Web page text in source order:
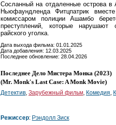
Сосланный на отдаленные острова в
Ньюфаундленда Фитцпатрик
комиссаром полиции Ашамбо
преступлений, которые нарушают
райского уголка.
Дата выхода фильма: 01.01.2025
Дата добавления: 12.03.2025
Последнее обновление: 28.04.2026
Последнее Дело Мистера Монка (2023)
(Mr. Monk's Last Case: A Monk Movie)
Детектив, Зарубежный фильм, Комедия,
Режиссер: Рэндолл Зиск